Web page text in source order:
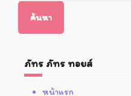
ค้นหา
ภัทร ภัทร ทอยส์
หน้าแรก